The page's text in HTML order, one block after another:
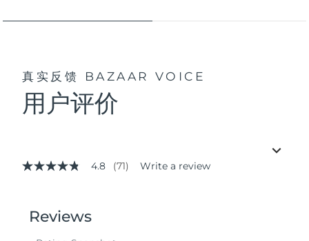
真实反馈 BAZAAR VOICE
用户评价
4.8
stars,
average
4.8 (71) Write a review